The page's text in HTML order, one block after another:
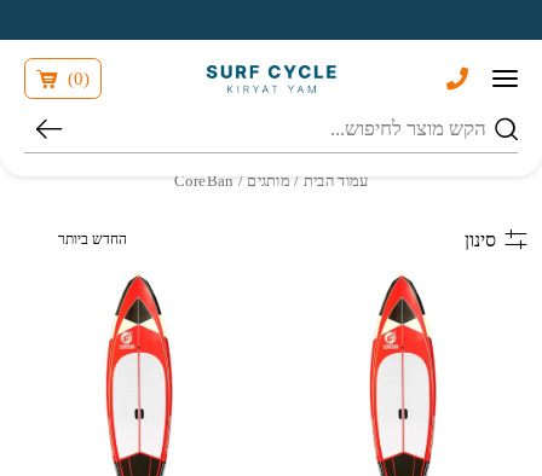
חיפוש
(
0
)
עמוד הבית / מותגים / CoreBan
סינון